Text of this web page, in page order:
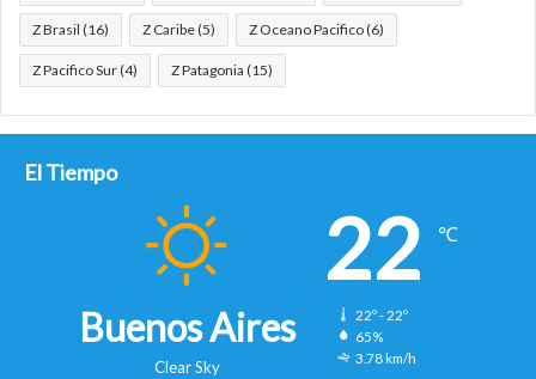
Z Brasil (16) Z Caribe(5) Z Oceano Pacifico(6)
Z Pacifico Sur(4) Z Patagonia (15)
El Tiempo
Buenos Aires
Clear Sky
22 ℃
22º - 22º
65%
3.78 km/h